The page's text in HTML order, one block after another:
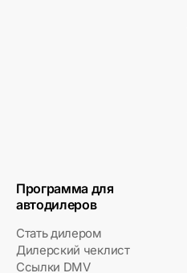
Программа для
автодилеров
Стать дилером
Дилерский чеклист
Ссылки DMV